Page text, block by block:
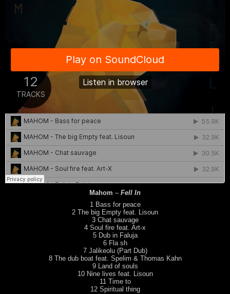
Mahom – Fell In
1 Bass for peace
2 The big Empty feat. Lisoun
3 Chat sauvage
4 Soul fire feat. Art-x
5 Dub in Faluja
6 Fla sh
7 Jalikeolu (Part Dub)
8 The dub boat feat. Spelim & Thomas Kahn
9 Land of souls
10 Nine lives feat. Lisoun
11 Time to
12 Spiritual thing